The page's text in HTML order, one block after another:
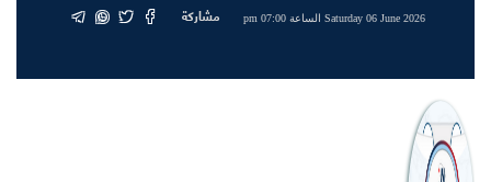
Saturday 06 June 2026 الساعة 07:00 pm مشاركة